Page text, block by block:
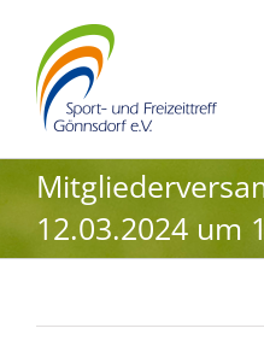
springen
12.03.2024 um